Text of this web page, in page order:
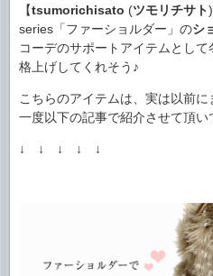
【tsumorichisato (ツモリチサト
series「ファーショルダー」のシ
コーデのサポートアイテムとして
格上げしてくれそう♪
こちらのアイテムは、実は以前
一度以下の記事で紹介させて頂い
↓ ↓ ↓ ↓ ↓